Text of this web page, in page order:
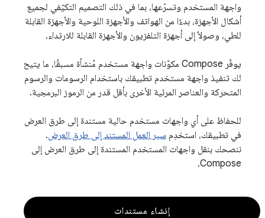
واجهة المستخدم وتسرّعها، بما في ذلك التصميم التكيّفي لجميع
أشكال الأجهزة، بدءًا من الهواتف والأجهزة اللوحية والأجهزة القابلة
للطي، وصولاً إلى أجهزة التلفزيون والأجهزة القابلة للارتداء.
يوفّر Compose مكوّنات واجهة مستخدم مُنشأة مسبقًا، ما يتيح
لك تنفيذ واجهة مستخدم تطبيقك باستخدام الرسومات والرسوم
المتحركة والعناصر المرئية الأخرى بأقل قدر من الرموز البرمجية.
للحفاظ على أي واجهات مستخدم حالية مستندة إلى طرق العرض
في تطبيقك، استخدِم سير العمل المستند إلى طرق العرض.
ننصحك بنقل واجهات المستخدم المستندة إلى طرق العرض إلى
Compose.
إنشاء مستندات